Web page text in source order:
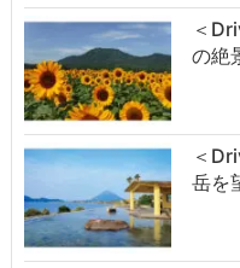
＜
の絶
＜
岳を